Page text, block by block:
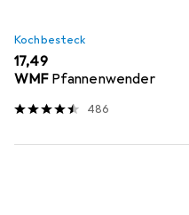
Kochbesteck
EUR
17,49
WMF Pfannenwender
486